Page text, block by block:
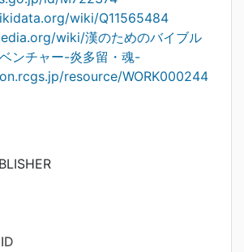
wiki/Q11565484
wiki/漢のためのバイブル
ベンチャー-炎多留・魂-
resource/WORK000244